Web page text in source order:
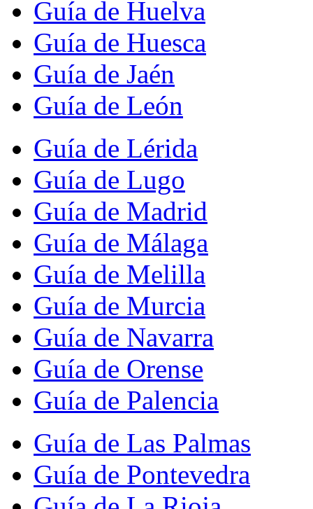
Guía de Huelva
Guía de Huesca
Guía de Jaén
Guía de León
Guía de Lérida
Guía de Lugo
Guía de Madrid
Guía de Málaga
Guía de Melilla
Guía de Murcia
Guía de Navarra
Guía de Orense
Guía de Palencia
Guía de Las Palmas
Guía de Pontevedra